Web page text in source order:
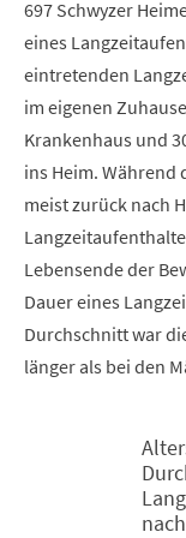
697 Schwyzer
eines
eintretenden
im eigenen
Krankenhaus und
ins Heim.
meist zurück nach
Lebensende der
Dauer eines
Durchschnitt war
länger als bei den
Alters- und